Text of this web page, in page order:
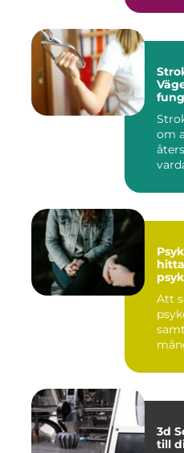
om
Att
3d
till